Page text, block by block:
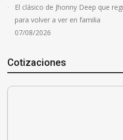
El clásico de Jhonny Deep que
para volver a ver en familia
07/08/2026
Cotizaciones